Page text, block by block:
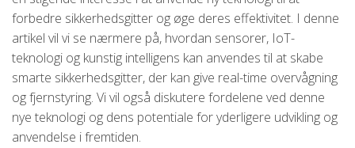
forbedre sikkerhedsgitter og øge deres effektivitet. I denne
artikel vil vi se nærmere på, hvordan sensorer, IoT-
teknologi og kunstig intelligens kan anvendes til at skabe
smarte sikkerhedsgitter, der kan give real-time overvågning
og fjernstyring. Vi vil også diskutere fordelene ved denne
nye teknologi og dens potentiale for yderligere udvikling og
anvendelse i fremtiden.